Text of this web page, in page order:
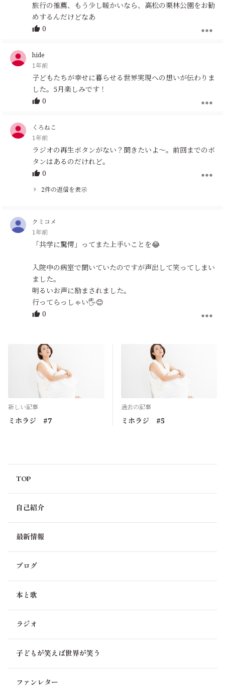
旅行の推薦、もう少し暖かいなら、高松の栗林公園をお勧
めするんだけどなあ
0
hide
1年前
子どもたちが幸せに暮らせる世界実現への想いが伝わりま
した。5月楽しみです！
0
くろねこ
1年前
ラジオの再生ボタンがない？聞きたいよ〜。前回までのボ
タンはあるのだけれど。
0
2件の返信を表示
クミコメ
1年前
「共学に驚愕」ってまた上手いことを😂
入院中の病室で聞いていたのですが声出して笑ってしまい
ました。
明るいお声に励まされました。
行ってらっしゃい🖐️😊
0
新しい記事
ミホラジ #7
過去の記事
ミホラジ #5
TOP
自己紹介
最新情報
ブログ
本と歌
ラジオ
子どもが笑えば世界が笑う
ファンレター